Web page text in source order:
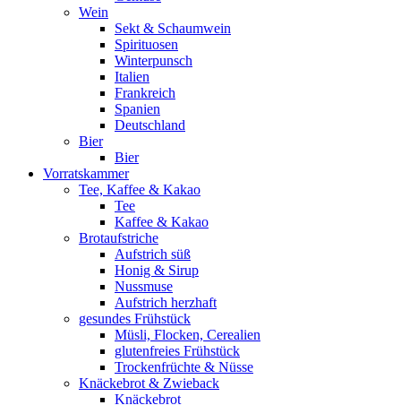
Wein
Sekt & Schaumwein
Spirituosen
Winterpunsch
Italien
Frankreich
Spanien
Deutschland
Bier
Bier
Vorratskammer
Tee, Kaffee & Kakao
Tee
Kaffee & Kakao
Brotaufstriche
Aufstrich süß
Honig & Sirup
Nussmuse
Aufstrich herzhaft
gesundes Frühstück
Müsli, Flocken, Cerealien
glutenfreies Frühstück
Trockenfrüchte & Nüsse
Knäckebrot & Zwieback
Knäckebrot